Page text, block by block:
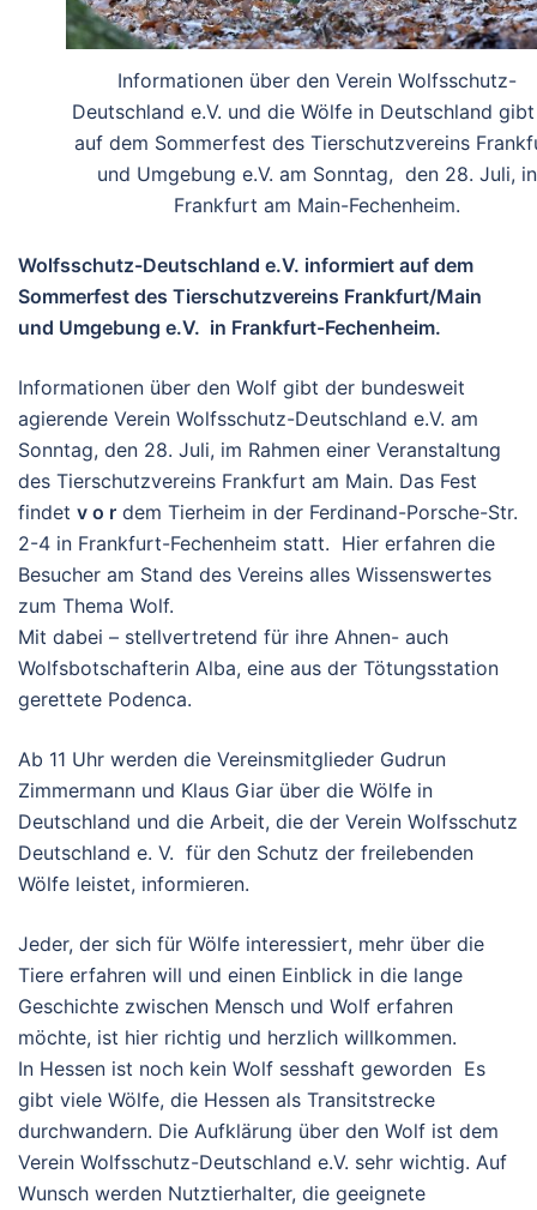
Informationen über den Verein Wolfsschutz-
Deutschland e.V. und die Wölfe in Deutschland
auf dem Sommerfest des Tierschutzvereins
und Umgebung e.V. am Sonntag, den 28. Juli, in
Frankfurt am Main-Fechenheim.
Wolfsschutz-Deutschland e.V. informiert auf dem
Sommerfest des Tierschutzvereins Frankfurt/Main
und Umgebung e.V. in Frankfurt-Fechenheim.
Informationen über den Wolf gibt der bundesweit
agierende Verein Wolfsschutz-Deutschland e.V. am
Sonntag, den 28. Juli, im Rahmen einer Veranstaltung
des Tierschutzvereins Frankfurt am Main. Das Fest
findet v o r dem Tierheim in der Ferdinand-Porsche-Str.
2-4 in Frankfurt-Fechenheim statt. Hier erfahren die
Besucher am Stand des Vereins alles Wissenswertes
zum Thema Wolf.
Mit dabei – stellvertretend für ihre Ahnen- auch
Wolfsbotschafterin Alba, eine aus der Tötungsstation
gerettete Podenca.
Ab 11 Uhr werden die Vereinsmitglieder Gudrun
Zimmermann und Klaus Giar über die Wölfe in
Deutschland und die Arbeit, die der Verein Wolfsschutz
Deutschland e. V. für den Schutz der freilebenden
Wölfe leistet, informieren.
Jeder, der sich für Wölfe interessiert, mehr über die
Tiere erfahren will und einen Einblick in die lange
Geschichte zwischen Mensch und Wolf erfahren
möchte, ist hier richtig und herzlich willkommen.
In Hessen ist noch kein Wolf sesshaft geworden Es
gibt viele Wölfe, die Hessen als Transitstrecke
durchwandern. Die Aufklärung über den Wolf ist dem
Verein Wolfsschutz-Deutschland e.V. sehr wichtig. Auf
Wunsch werden Nutztierhalter, die geeignete